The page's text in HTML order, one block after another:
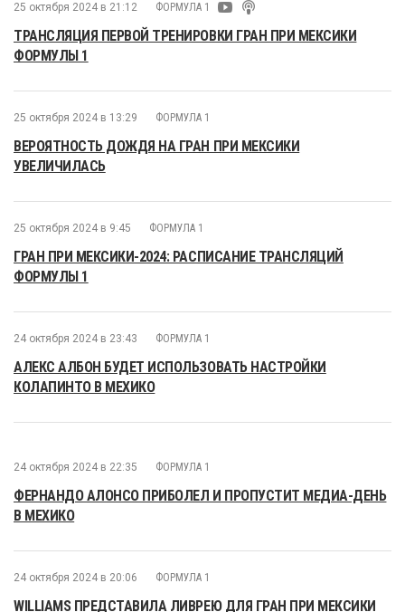
25 октября 2024 в 21:12 ФОРМУЛА 1
ТРАНСЛЯЦИЯ ПЕРВОЙ ТРЕНИРОВКИ ГРАН ПРИ МЕКСИКИ
ФОРМУЛЫ 1
25 октября 2024 в 13:29 ФОРМУЛА 1
ВЕРОЯТНОСТЬ ДОЖДЯ НА ГРАН ПРИ МЕКСИКИ
УВЕЛИЧИЛАСЬ
25 октября 2024 в 9:45 ФОРМУЛА 1
ГРАН ПРИ МЕКСИКИ-2024: РАСПИСАНИЕ ТРАНСЛЯЦИЙ
ФОРМУЛЫ 1
24 октября 2024 в 23:43 ФОРМУЛА 1
АЛЕКС АЛБОН БУДЕТ ИСПОЛЬЗОВАТЬ НАСТРОЙКИ
КОЛАПИНТО В МЕХИКО
24 октября 2024 в 22:35 ФОРМУЛА 1
ФЕРНАНДО АЛОНСО ПРИБОЛЕЛ И ПРОПУСТИТ МЕДИА-ДЕНЬ
В МЕХИКО
24 октября 2024 в 20:06 ФОРМУЛА 1
WILLIAMS ПРЕДСТАВИЛА ЛИВРЕЮ ДЛЯ ГРАН ПРИ МЕКСИКИ